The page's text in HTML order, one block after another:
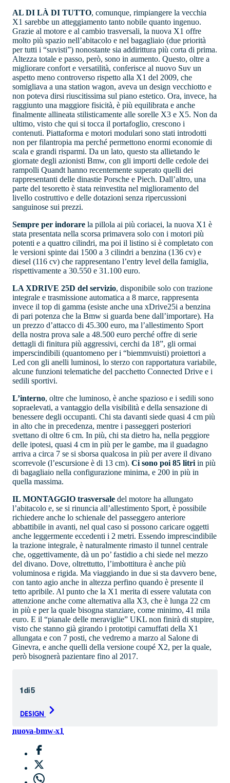
AL DI LÀ DI TUTTO, comunque, rimpiangere la vecchia
X1 sarebbe un atteggiamento tanto nobile quanto ingenuo.
Grazie al motore e al cambio trasversali, la nuova X1 offre
molto più spazio nell’abitacolo e nel bagagliaio (due priorità
per tutti i “suvisti”) nonostante sia addirittura più corta di prima.
Altezza totale e passo, però, sono in aumento. Questo, oltre a
migliorare confort e versatilità, conferisce al nuovo Suv un
aspetto meno controverso rispetto alla X1 del 2009, che
somigliava a una station wagon, aveva un design vecchiotto e
non poteva dirsi riuscitissima sul piano estetico. Ora, invece, ha
raggiunto una maggiore fisicità, è più equilibrata e anche
finalmente allineata stilisticamente alle sorelle X3 e X5. Non da
ultimo, visto che qui si tocca il portafoglio, crescono i
contenuti. Piattaforma e motori modulari sono stati introdotti
non per filantropia ma perché permettono enormi economie di
scala e grandi risparmi. Da un lato, questo sta allietando le
giornate degli azionisti Bmw, con gli importi delle cedole dei
rampolli Quandt hanno recentemente superato quelli dei
rappresentanti delle dinastie Porsche e Piech. Dall’altro, una
parte del tesoretto è stata reinvestita nel miglioramento del
livello costruttivo e delle dotazioni senza ripercussioni
sanguinose sui prezzi.
Sempre per indorare la pillola ai più coriacei, la nuova X1 è
stata presentata nella scorsa primavera solo con i motori più
potenti e a quattro cilindri, ma poi il listino si è completato con
le versioni spinte dai 1500 a 3 cilindri a benzina (136 cv) e
diesel (116 cv) che rappresentano l’entry level della famiglia,
rispettivamente a 30.550 e 31.100 euro.
LA XDRIVE 25D del servizio, disponibile solo con trazione
integrale e trasmissione automatica a 8 marce, rappresenta
invece il top di gamma (esiste anche una xDrive25i a benzina
di pari potenza che la Bmw si guarda bene dall’importare). Ha
un prezzo d’attacco di 45.300 euro, ma l’allestimento Sport
della nostra prova sale a 48.500 euro perché offre di serie
dettagli di finitura più aggressivi, cerchi da 18”, gli ormai
imperscindibili (quantomeno per i “biemmvuisti) proiettori a
Led con gli anelli luminosi, lo sterzo con rapportatura variabile,
alcune funzioni telematiche del pacchetto Connected Drive e i
sedili sportivi.
L’interno, oltre che luminoso, è anche spazioso e i sedili sono
sopraelevati, a vantaggio della visibilità e della sensazione di
benessere degli occupanti. Chi sta davanti siede quasi 4 cm più
in alto che in precedenza, mentre i passeggeri posteriori
svettano di oltre 6 cm. In più, chi sta dietro ha, nella peggiore
delle ipotesi, quasi 4 cm in più per le gambe, ma il guadagno
arriva a circa 7 se si sborsa qualcosa in più per avere il divano
scorrevole (l’escursione è di 13 cm). Ci sono poi 85 litri in più
di bagagliaio nella configurazione minima, e 200 in più in
quella massima.
IL MONTAGGIO trasversale del motore ha allungato
l’abitacolo e, se si rinuncia all’allestimento Sport, è possibile
richiedere anche lo schienale del passeggero anteriore
abbattibile in avanti, nel qual caso si possono caricare oggetti
anche leggermente eccedenti i 2 metri. Essendo imprescindibile
la trazione integrale, è naturalmente rimasto il tunnel centrale
che, oggettivamente, dà un po’ fastidio a chi siede nel mezzo
del divano. Dove, oltrettutto, l’imbottitura è anche più
voluminosa e rigida. Ma viaggiando in due si sta davvero bene,
con tanto agio anche in altezza perfino quando è presente il
tetto apribile. Al punto che la X1 merita di essere valutata con
attenzione anche come alternativa alla X3, che è lunga 22 cm
in più e per la quale bisogna stanziare, come minimo, 41 mila
euro. E il “pianale delle meraviglie” UKL non finirà di stupire,
visto che stanno già girando i prototipi camuffati della X1
allungata e con 7 posti, che vedremo a marzo al Salone di
Ginevra, e anche quelli della versione coupé X2, per la quale,
però bisognerà pazientare fino al 2017.
1di5
DESIGN
nuova-bmw-x1